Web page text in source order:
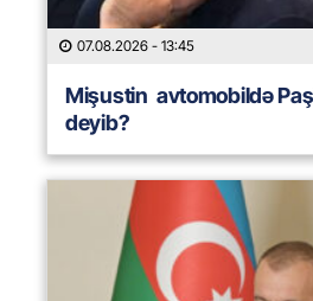
07.08.2026 - 13:45
Mişustin avtomobildə
deyib?